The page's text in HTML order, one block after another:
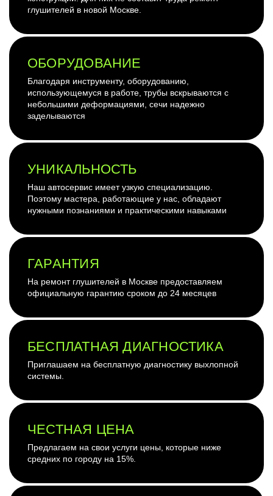
глушителей в новой Москве.
ОБОРУДОВАНИЕ
Благодаря инструменту, оборудованию,
использующемуся в работе, трубы вскрываются с
небольшими деформациями, сечи надежно
заделываются
УНИКАЛЬНОСТЬ
Наш автосервис имеет узкую специализацию.
Поэтому мастера, работающие у нас, обладают
нужными познаниями и практическими навыками
ГАРАНТИЯ
На ремонт глушителей в Москве предоставляем
официальную гарантию сроком до 24 месяцев
БЕСПЛАТНАЯ ДИАГНОСТИКА
Приглашаем на бесплатную диагностику выхлопной
системы.
ЧЕСТНАЯ ЦЕНА
Предлагаем на свои услуги цены, которые ниже
средних по городу на 15%.